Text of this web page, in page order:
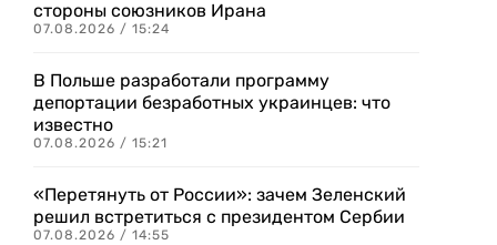
стороны союзников Ирана
07.08.2026 / 15:24
В Польше разработали программу
депортации безработных украинцев: что
известно
07.08.2026 / 15:21
«Перетянуть от России»: зачем Зеленский
решил встретиться с президентом Сербии
07.08.2026 / 14:55